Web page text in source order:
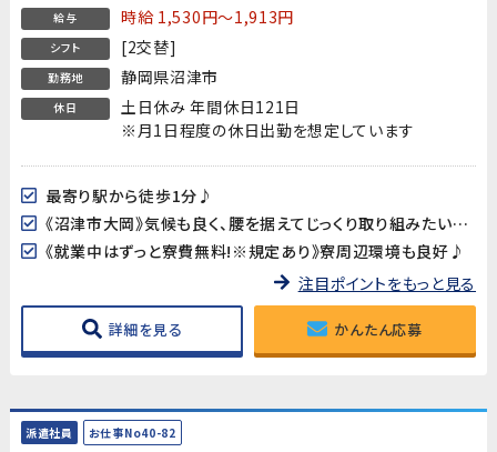
給与 時給 1,530円～1,913円
シフト [2交替]
勤務地 静岡県沼津市
休日
土日休み 年間休日121日
※月1日程度の休日出勤を想定しています
最寄り駅から徒歩1分♪
《沼津市大岡》気候も良く、腰を据えてじっくり取り組みたい方にオススメです!
《就業中はずっと寮費無料!※規定あり》寮周辺環境も良好♪
注目ポイントをもっと見る
詳細を見る かんたん応募
派遣社員 お仕事No40-82